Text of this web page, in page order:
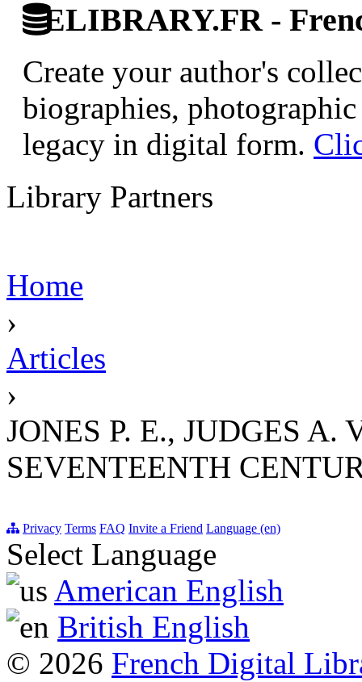
ELIBRARY.FR -
Create your author's
biographies,
legacy in digital form.
Library Partners
Home
›
Articles
›
JONES P. E., JUDGES
SEVENTEENTH
Privacy Terms FAQ Invite a Friend Language (en)
Select Language
American English
British English
© 2026 French Digital